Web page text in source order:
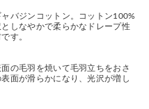
バジンコットン。コットン100%
しなやかで柔らかなドレープ性
す。
の毛羽を焼いて毛羽立ちをおさ
面が滑らかになり、光沢が増し